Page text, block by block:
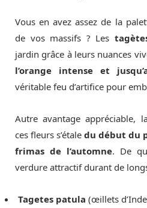
Vous en avez assez de la
de vos massifs ? Les
jardin grâce à leurs nuances
l’orange intense et
véritable feu d’artifice pour
Autre avantage appréciable,
ces fleurs s’étale du début du
frimas de l’automne. De
verdure attractif durant de
Tagetes patula (œillets